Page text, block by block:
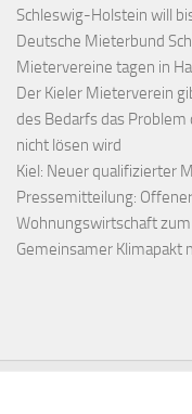
Schleswig-Holstein will
Deutsche Mieterbund
Mietervereine tagen in
Der Kieler Mieterverein
des Bedarfs das
nicht lösen wird
Kiel: Neuer qualifizierter
Pressemitteilung:
Wohnungswirtschaft
Gemeinsamer Klimapakt